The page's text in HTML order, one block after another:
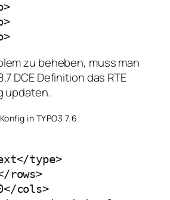
zu beheben, muss man
DCE Definition das RTE
updaten.
in TYPO3 7.6
type>
cols>